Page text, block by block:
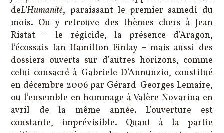
deL’Humanité, paraissant le premier samedi du
mois. On y retrouve des thèmes chers à Jean
Ristat – le régicide, la présence d’Aragon,
l’écossais Ian Hamilton Finlay – mais aussi des
dossiers ouverts sur d’autres horizons, comme
celui consacré à Gabriele D’Annunzio, constitué
en décembre 2006 par Gérard-Georges Lemaire,
ou l’ensemble en hommage à Valère Novarina en
avril de la même année. L’ouverture est
constante, imprévisible. Quant à la partie